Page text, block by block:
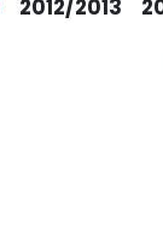
2012/2013